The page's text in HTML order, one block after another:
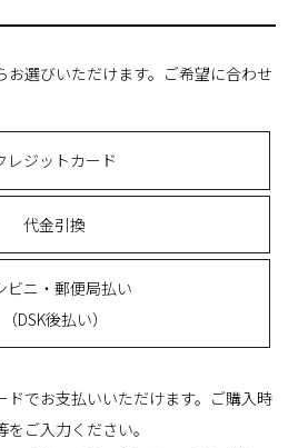
お選びいただけます。ご希望に合わせ
レジットカード
代金引換
ビニ・郵便局払い
（DSK後払い）
ドでお支払いいただけます。ご購入時
ご入力ください。